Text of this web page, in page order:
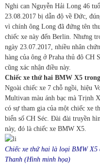
Nghi can Nguyễn Hải Long 46
23.08.2017 bị dẫn độ về Đức,
vì chính ông Long đã đứng tên
chiếc xe này đến Berlin. Nhưng
ngày 23.07.2017, nhiều nhân
hàng của ông ở Praha thủ đô CH
cũng xác nhận điều này.
Chiếc xe thứ hai BMW X5
Ngoài chiếc xe 7 chỗ ngồi, hiệu
Multivan màu ánh bạc mà Trịnh
có sự tham gia của một chiếc xe
biển số CH Séc. Đài đài truyền
này, đó là chiếc xe BMW X5.
Chiếc xe thứ hai là loại BMW X5
Thanh (Hình minh họa)